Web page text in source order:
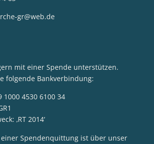
gr@web.de
mit einer Spende unterstützen.
folgende Bankverbindung:
1000 4530 6100 34
‚RT 2014‘
Spendenquittung ist über unser